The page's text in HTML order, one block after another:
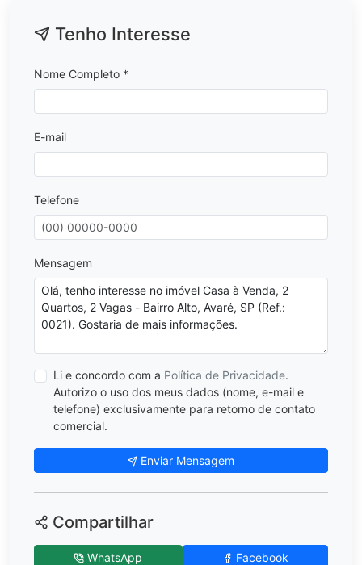
Tenho Interesse
Nome Completo *
E-mail
Telefone
Mensagem
Li e concordo com a Política de Privacidade.
Autorizo o uso dos meus dados (nome, e-mail e
telefone) exclusivamente para retorno de contato
comercial.
Enviar Mensagem
Compartilhar
WhatsApp Facebook